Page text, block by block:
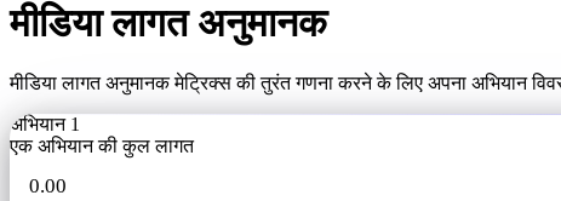
मीडिया लागत अनुमानक
मीडिया लागत अनुमानक मेट्रिक्स की तुरंत गणना करने के लिए अपना अभियान
अभियान 1
एक अभियान की कुल लागत